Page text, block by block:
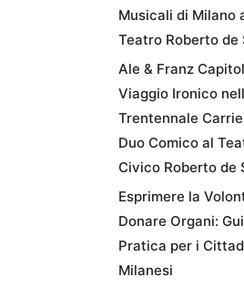
Musicali di Milano
Teatro Roberto de
Ale & Franz
Viaggio Ironico
Trentennale
Duo Comico al
Civico Roberto de
Esprimere la
Donare Organi:
Pratica per i
Milanesi